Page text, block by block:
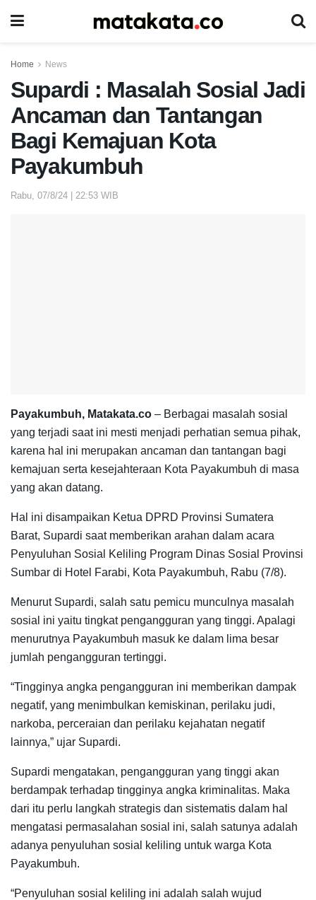
Home News
Supardi : Masalah Sosial Jadi
Ancaman dan Tantangan
Bagi Kemajuan Kota
Payakumbuh
Rabu, 07/8/24 | 22:53 WIB
Payakumbuh, Matakata.co – Berbagai masalah sosial
yang terjadi saat ini mesti menjadi perhatian semua pihak,
karena hal ini merupakan ancaman dan tantangan bagi
kemajuan serta kesejahteraan Kota Payakumbuh di masa
yang akan datang.
Hal ini disampaikan Ketua DPRD Provinsi Sumatera
Barat, Supardi saat memberikan arahan dalam acara
Penyuluhan Sosial Keliling Program Dinas Sosial Provinsi
Sumbar di Hotel Farabi, Kota Payakumbuh, Rabu (7/8).
Menurut Supardi, salah satu pemicu munculnya masalah
sosial ini yaitu tingkat pengangguran yang tinggi. Apalagi
menurutnya Payakumbuh masuk ke dalam lima besar
jumlah pengangguran tertinggi.
“Tingginya angka pengangguran ini memberikan dampak
negatif, yang menimbulkan kemiskinan, perilaku judi,
narkoba, perceraian dan perilaku kejahatan negatif
lainnya,” ujar Supardi.
Supardi mengatakan, pengangguran yang tinggi akan
berdampak terhadap tingginya angka kriminalitas. Maka
dari itu perlu langkah strategis dan sistematis dalam hal
mengatasi permasalahan sosial ini, salah satunya adalah
adanya penyuluhan sosial keliling untuk warga Kota
Payakumbuh.
“Penyuluhan sosial keliling ini adalah salah wujud